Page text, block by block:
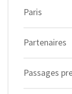
Paris
Partenaires
Passages